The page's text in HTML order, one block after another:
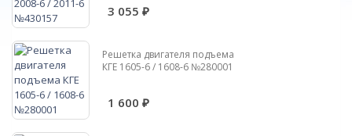
3 055 ₽
Решетка двигателя подъема
КГЕ 1605-6 / 1608-6 №280001
1 600 ₽